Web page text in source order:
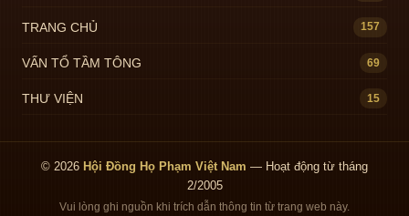
TRANG CHỦ 157
VẤN TỔ TẦM TÔNG 69
THƯ VIỆN 15
© 2026 Hội Đồng Họ Phạm Việt Nam — Hoạt động từ tháng
2/2005
Vui lòng ghi nguồn khi trích dẫn thông tin từ trang web này.